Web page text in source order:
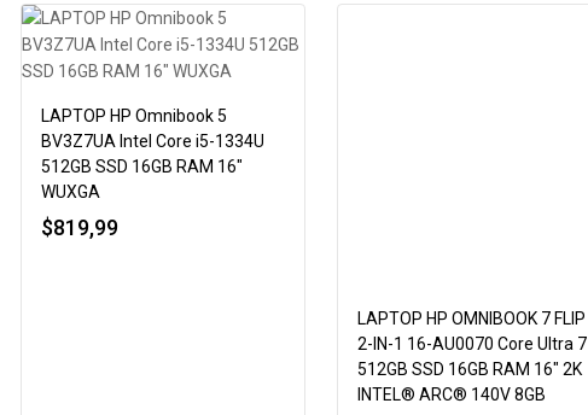
LAPTOP HP Omnibook 5
BV3Z7UA Intel Core i5-1334U
512GB SSD 16GB RAM 16″
WUXGA
$819,99
LAPTOP HP OMNIBOOK 7 FLIP
2-IN-1 16-AU0070 Core Ultra 7
512GB SSD 16GB RAM 16″ 2K
INTEL® ARC® 140V 8GB